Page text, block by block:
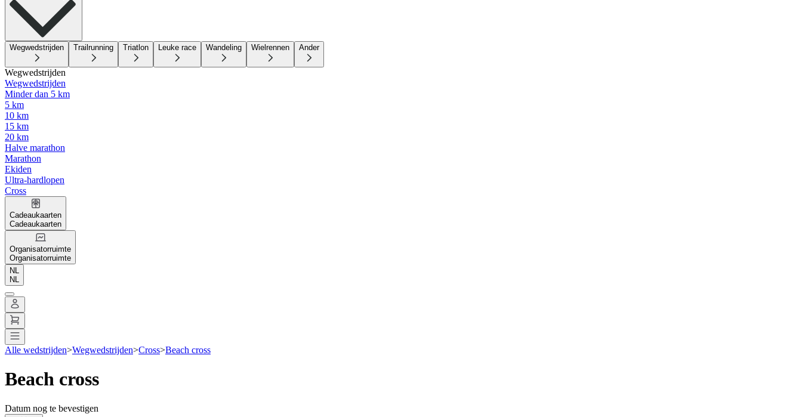
Wegwedstrijden Trailrunning Triatlon Leuke race Wandeling Wielrennen Ander
Wegwedstrijden
Wegwedstrijden
Minder dan 5 km
5 km
10 km
15 km
20 km
Halve marathon
Marathon
Ekiden
Ultra-hardlopen
Cross
Cadeaukaarten
Cadeaukaarten
Organisatorruimte
Organisatorruimte
NL
NL
Alle wedstrijden>Wegwedstrijden>Cross>Beach cross
Beach cross
Datum nog te bevestigen